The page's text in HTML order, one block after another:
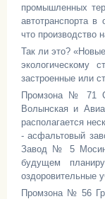
промышленных
автотранспорта
что производство
Так ли это?
экологическому
застроенные или
Промзона № 71
Волынская и
располагается
- асфальтовый
Завод № 5
будущем
оздоровительные
Промзона № 56